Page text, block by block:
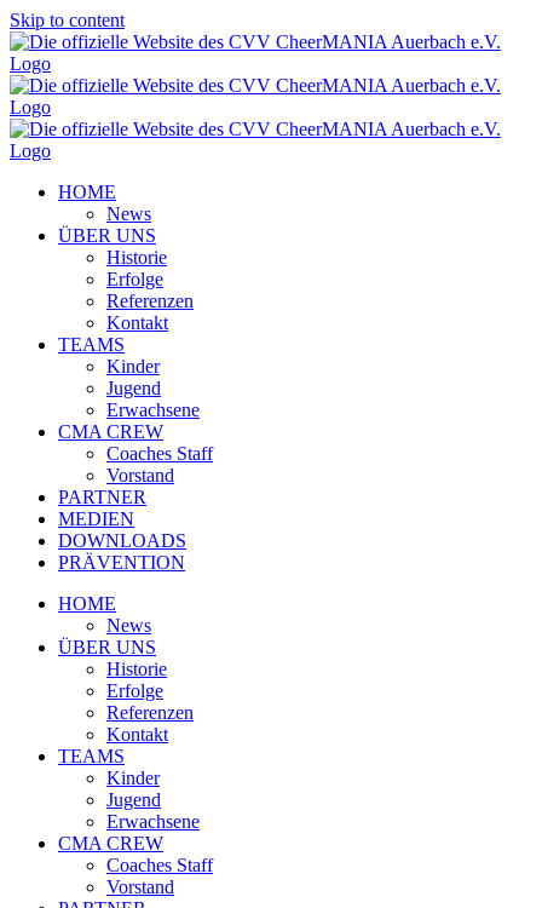
Skip to content
HOME
News
ÜBER UNS
Historie
Erfolge
Referenzen
Kontakt
TEAMS
Kinder
Jugend
Erwachsene
CMA CREW
Coaches Staff
Vorstand
PARTNER
MEDIEN
DOWNLOADS
PRÄVENTION
HOME
News
ÜBER UNS
Historie
Erfolge
Referenzen
Kontakt
TEAMS
Kinder
Jugend
Erwachsene
CMA CREW
Coaches Staff
Vorstand